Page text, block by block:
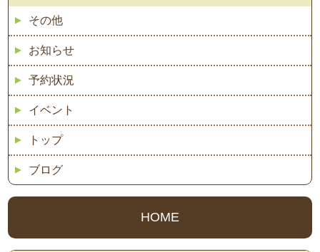
その他
お知らせ
予約状況
イベント
トップ
ブログ
HOME